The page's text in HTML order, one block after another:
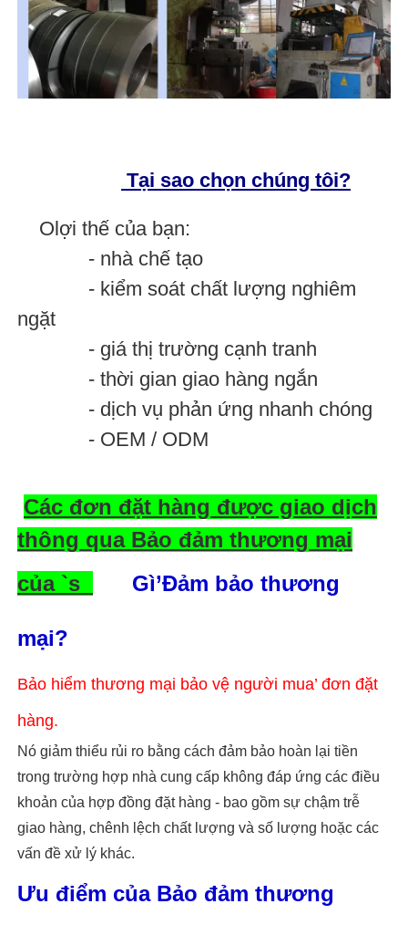
Tại sao chọn chúng tôi?
O lợi thế của bạn:
- nhà chế tạo
- kiểm soát chất lượng nghiêm
ngặt
- giá thị trường cạnh tranh
- thời gian giao hàng ngắn
- dịch vụ phản ứng nhanh chóng
- OEM / ODM
Các đơn đặt hàng được giao dịch
thông qua Bảo đảm thương mại
của `s
Gì’Đảm bảo thương
mại?
Bảo hiểm thương mại bảo vệ người mua’ đơn đặt
hàng.
Nó giảm thiểu rủi ro bằng cách đảm bảo hoàn lại tiền
trong trường hợp nhà cung cấp không đáp ứng các điều
khoản của hợp đồng đặt hàng - bao gồm sự chậm trễ
giao hàng, chênh lệch chất lượng và số lượng hoặc các
vấn đề xử lý khác.
Ưu điểm của Bảo đảm thương